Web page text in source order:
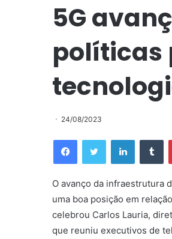
5G
políticas
24/08/2023
O avanço da infraestrutura
uma boa posição em
celebrou Carlos Lauria,
que reuniu executivos de